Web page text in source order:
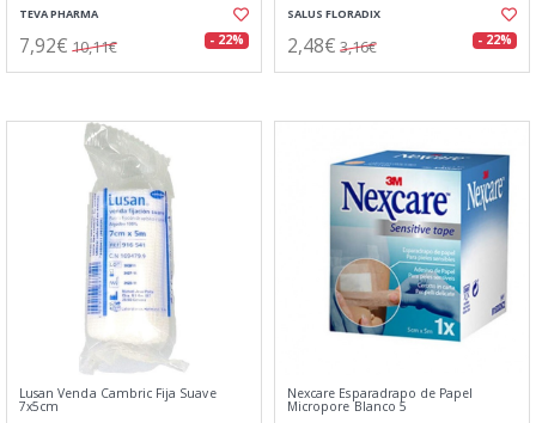
TEVA PHARMA
7,92€ 10,11€ - 22%
SALUS FLORADIX
2,48€ 3,16€ - 22%
Lusan Venda Cambric Fija Suave
7x5cm
Nexcare Esparadrapo de Papel
Micropore Blanco 5